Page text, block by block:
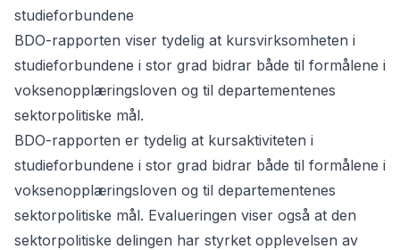
studieforbundene
BDO-rapporten viser tydelig at kursvirksomheten i
studieforbundene i stor grad bidrar både til formålene i
voksenopplæringsloven og til departementenes
sektorpolitiske mål.
BDO-rapporten er tydelig at kursaktiviteten i
studieforbundene i stor grad bidrar både til formålene i
voksenopplæringsloven og til departementenes
sektorpolitiske mål. Evalueringen viser også at den
sektorpolitiske delingen har styrket opplevelsen av